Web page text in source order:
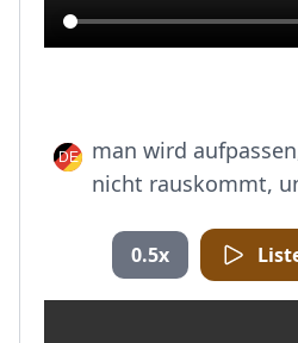
man wird
nicht rauskommt,
0.5x